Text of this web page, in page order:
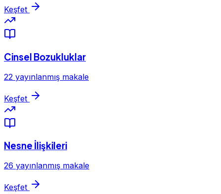
Keşfet
Cinsel Bozukluklar
22 yayınlanmış makale
Keşfet
Nesne İlişkileri
26 yayınlanmış makale
Keşfet